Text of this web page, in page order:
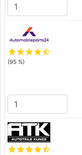
starstarstarstarstar_half
(95 %)
starstarstarstarstar_half